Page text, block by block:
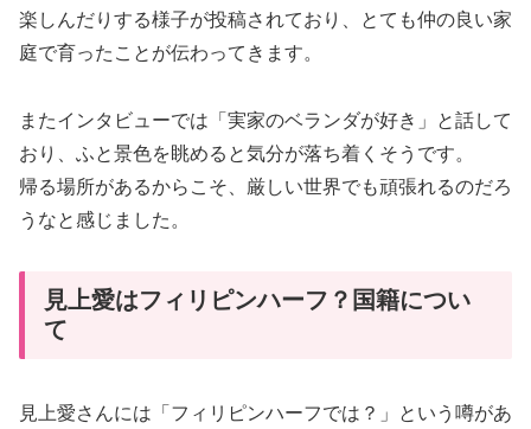
楽しんだりする様子が投稿されており、とても仲の良い家
庭で育ったことが伝わってきます。
またインタビューでは「実家のベランダが好き」と話して
おり、ふと景色を眺めると気分が落ち着くそうです。
帰る場所があるからこそ、厳しい世界でも頑張れるのだろ
うなと感じました。
見上愛はフィリピンハーフ？国籍につい
て
見上愛さんには「フィリピンハーフでは？」という噂があ